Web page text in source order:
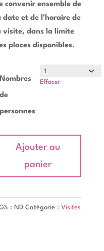
convenir ensemble de
date et de l’horaire de
visite, dans la limite
places disponibles.
Nombres
de
personnes
Effacer
Ajouter au
panier
: ND Catégorie :Visites